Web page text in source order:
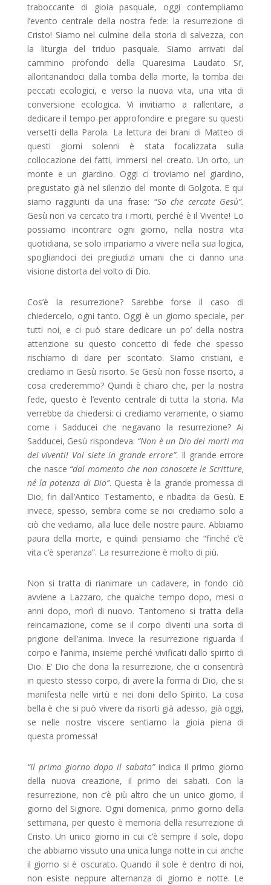
traboccante di gioia pasquale, oggi contempliamo
l’evento centrale della nostra fede: la resurrezione di
Cristo! Siamo nel culmine della storia di salvezza, con
la liturgia del triduo pasquale. Siamo arrivati dal
cammino profondo della Quaresima Laudato Si’,
allontanandoci dalla tomba della morte, la tomba dei
peccati ecologici, e verso la nuova vita, una vita di
conversione ecologica. Vi invitiamo a rallentare, a
dedicare il tempo per approfondire e pregare su questi
versetti della Parola. La lettura dei brani di Matteo di
questi giorni solenni è stata focalizzata sulla
collocazione dei fatti, immersi nel creato. Un orto, un
monte e un giardino. Oggi ci troviamo nel giardino,
pregustato già nel silenzio del monte di Golgota. E qui
siamo raggiunti da una frase: “So che cercate Gesù”.
Gesù non va cercato tra i morti, perché è il Vivente! Lo
possiamo incontrare ogni giorno, nella nostra vita
quotidiana, se solo impariamo a vivere nella sua logica,
spogliandoci dei pregiudizi umani che ci danno una
visione distorta del volto di Dio.
Cos’è la resurrezione? Sarebbe forse il caso di
chiedercelo, ogni tanto. Oggi è un giorno speciale, per
tutti noi, e ci può stare dedicare un po’ della nostra
attenzione su questo concetto di fede che spesso
rischiamo di dare per scontato. Siamo cristiani, e
crediamo in Gesù risorto. Se Gesù non fosse risorto, a
cosa crederemmo? Quindi è chiaro che, per la nostra
fede, questo è l’evento centrale di tutta la storia. Ma
verrebbe da chiedersi: ci crediamo veramente, o siamo
come i Sadducei che negavano la resurrezione? Ai
Sadducei, Gesù rispondeva: “Non è un Dio dei morti ma
dei viventi! Voi siete in grande errore”. Il grande errore
che nasce “dal momento che non conoscete le Scritture,
né la potenza di Dio”. Questa è la grande promessa di
Dio, fin dall’Antico Testamento, e ribadita da Gesù. E
invece, spesso, sembra come se noi crediamo solo a
ciò che vediamo, alla luce delle nostre paure. Abbiamo
paura della morte, e quindi pensiamo che “finché c’è
vita c’è speranza”. La resurrezione è molto di più.
Non si tratta di rianimare un cadavere, in fondo ciò
avviene a Lazzaro, che qualche tempo dopo, mesi o
anni dopo, morì di nuovo. Tantomeno si tratta della
reincarnazione, come se il corpo diventi una sorta di
prigione dell’anima. Invece la resurrezione riguarda il
corpo e l’anima, insieme perché vivificati dallo spirito di
Dio. E’ Dio che dona la resurrezione, che ci consentirà
in questo stesso corpo, di avere la forma di Dio, che si
manifesta nelle virtù e nei doni dello Spirito. La cosa
bella è che si può vivere da risorti già adesso, già oggi,
se nelle nostre viscere sentiamo la gioia piena di
questa promessa!
“Il primo giorno dopo il sabato”indica il primo giorno
della nuova creazione, il primo dei sabati. Con la
resurrezione, non c’è più altro che un unico giorno, il
giorno del Signore. Ogni domenica, primo giorno della
settimana, per questo è memoria della resurrezione di
Cristo. Un unico giorno in cui c’è sempre il sole, dopo
che abbiamo vissuto una unica lunga notte in cui anche
il giorno si è oscurato. Quando il sole è dentro di noi,
non esiste neppure alternanza di giorno e notte. Le